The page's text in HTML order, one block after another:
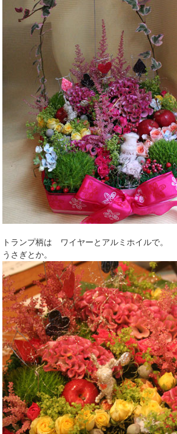
トランプ柄は ワイヤーとアルミホイルで。
うさぎとか。